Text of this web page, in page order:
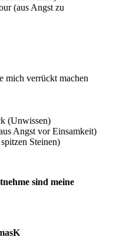
(aus Angst zu
mich verrückt machen
(Unwissen)
Angst vor Einsamkeit)
Steinen)
sind meine